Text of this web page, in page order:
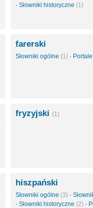
· Słowniki historyczne (1)
farerski
Słowniki ogólne (1) ·
fryzyjski (1)
hiszpański
Słowniki ogólne (3) ·
· Słowniki historyczne (2) ·